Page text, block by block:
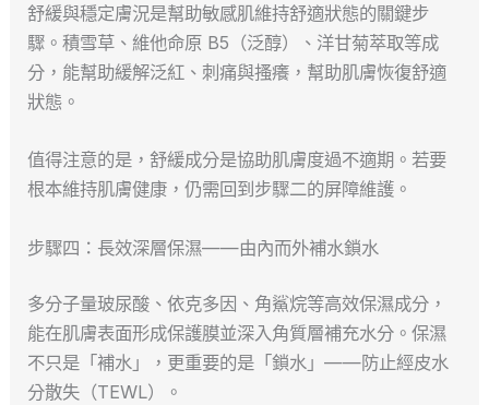
舒緩與穩定膚況是幫助敏感肌維持舒適狀態的關鍵步
驟。積雪草、維他命原 B5（泛醇）、洋甘菊萃取等成
分，能幫助緩解泛紅、刺痛與搔癢，幫助肌膚恢復舒適
狀態。
值得注意的是，舒緩成分是協助肌膚度過不適期。若要
根本維持肌膚健康，仍需回到步驟二的屏障維護。
步驟四：長效深層保濕——由內而外補水鎖水
多分子量玻尿酸、依克多因、角鯊烷等高效保濕成分，
能在肌膚表面形成保護膜並深入角質層補充水分。保濕
不只是「補水」，更重要的是「鎖水」——防止經皮水
分散失（TEWL）。